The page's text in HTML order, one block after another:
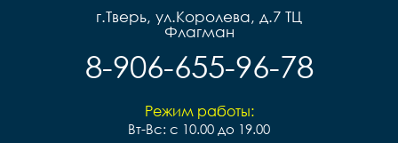
г.Тверь, ул.Королева, д.7 ТЦ
Флагман
8-906-655-96-78
Режим работы:
Вт-Вс: с 10.00 до 19.00